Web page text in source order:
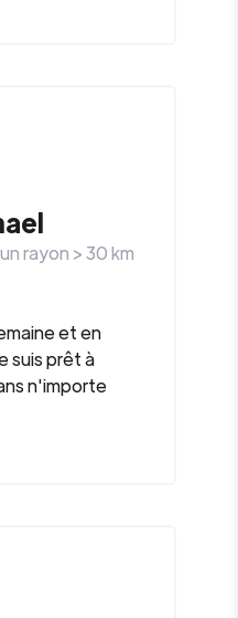
rayon >30km
et en
suis prêt à
n'importe